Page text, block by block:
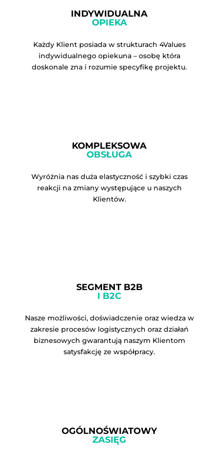
INDYWIDUALNA
OPIEKA
Każdy Klient posiada w strukturach 4Values
indywidualnego opiekuna – osobę która
doskonale zna i rozumie specyfikę projektu.
KOMPLEKSOWA
OBSŁUGA
Wyróżnia nas duża elastyczność i szybki czas
reakcji na zmiany występujące u naszych
Klientów.
SEGMENT B2B
I B2C
Nasze możliwości, doświadczenie oraz wiedza w
zakresie procesów logistycznych oraz działań
biznesowych gwarantują naszym Klientom
satysfakcję ze współpracy.
OGÓLNOŚWIATOWY
ZASIĘG